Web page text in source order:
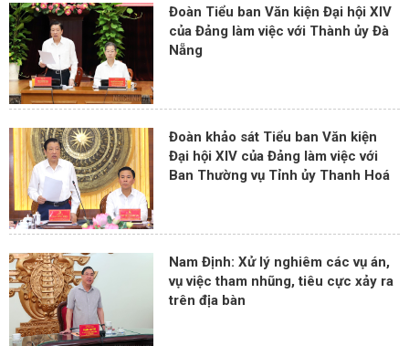
Đoàn Tiểu ban Văn kiện Đại hội XIV
của Đảng làm việc với Thành ủy Đà
Nẵng
Đoàn khảo sát Tiểu ban Văn kiện
Đại hội XIV của Đảng làm việc với
Ban Thường vụ Tỉnh ủy Thanh Hoá
Nam Định: Xử lý nghiêm các vụ án,
vụ việc tham nhũng, tiêu cực xảy ra
trên địa bàn